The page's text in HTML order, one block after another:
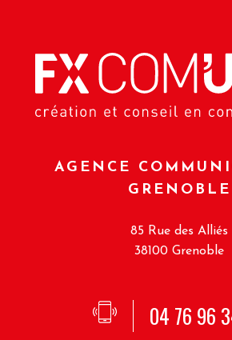
AGENCE
GRENOBLE
85 Rue des Alliés
38100 Grenoble
04 76 96